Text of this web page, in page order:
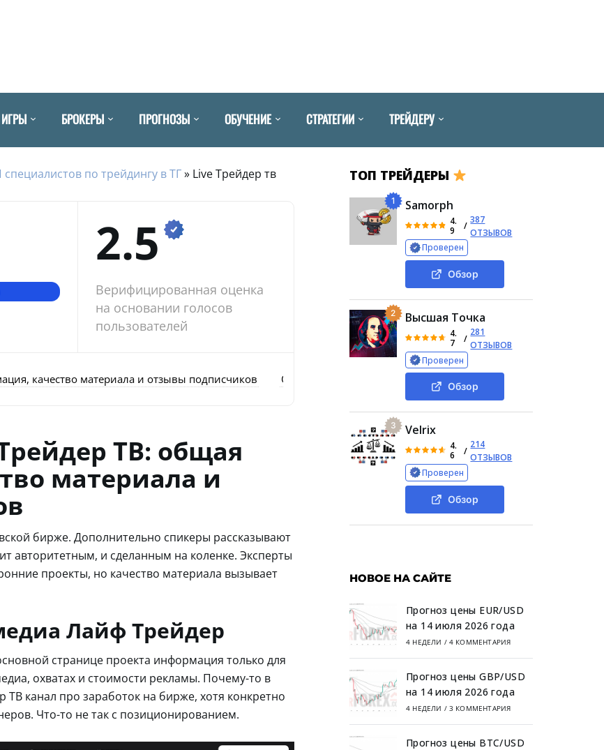
ИГРЫ БРОКЕРЫ ПРОГНОЗЫ ОБУЧЕНИЕ СТРАТЕГИИ ТРЕЙДЕРУ
по трейдингу в ТГ» Live Трейдер тв
2.5
Верифицированная оценка
на основании голосов
пользователей
качество материала и отзывы подписчиков Общая информация о медиа Лайф Трейдер
ТВ: общая
материала и
бирже. Дополнительно спикеры рассказывают
авторитетным, и сделанным на коленке. Эксперты
проекты, но качество материала вызывает
Лайф Трейдер
странице проекта информация только для
охватах и стоимости рекламы. Почему-то в
ТВ канал про заработок на бирже, хотя конкретно
Что-то не так с позиционированием.
ТОП ТРЕЙДЕРЫ
1 Samorph
4.
9
/
387
ОТЗЫВОВ
Проверен
Обзор
2 Высшая Точка
4.
7
/
281
ОТЗЫВОВ
Проверен
Обзор
3 Velrix
4.
6
/
214
ОТЗЫВОВ
Проверен
Обзор
НОВОЕ НА САЙТЕ
Прогноз цены EUR/USD
на 14 июля 2026 года
4 НЕДЕЛИ / 4 КОММЕНТАРИЯ
Прогноз цены GBP/USD
на 14 июля 2026 года
4 НЕДЕЛИ / 3 КОММЕНТАРИЯ
Прогноз цены BTC/USD